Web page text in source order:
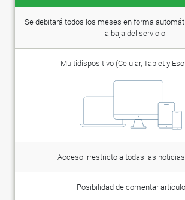
Se debitará todos los meses en forma
la baja del servicio
Multidispositivo (Celular, Tablet y
Acceso irrestricto a todas las noticias
Posibilidad de comentar